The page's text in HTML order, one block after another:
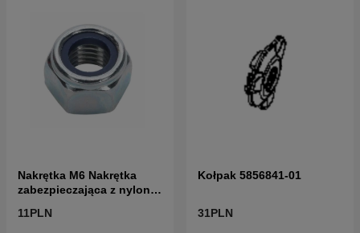
Nakrętka M6 Nakrętka
zabezpieczająca z nylonu
11PLN
Kołpak 5856841-01
31PLN